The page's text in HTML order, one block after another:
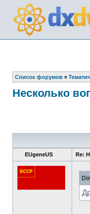
Список форумов »
Несколько
EUgeneUS Re: